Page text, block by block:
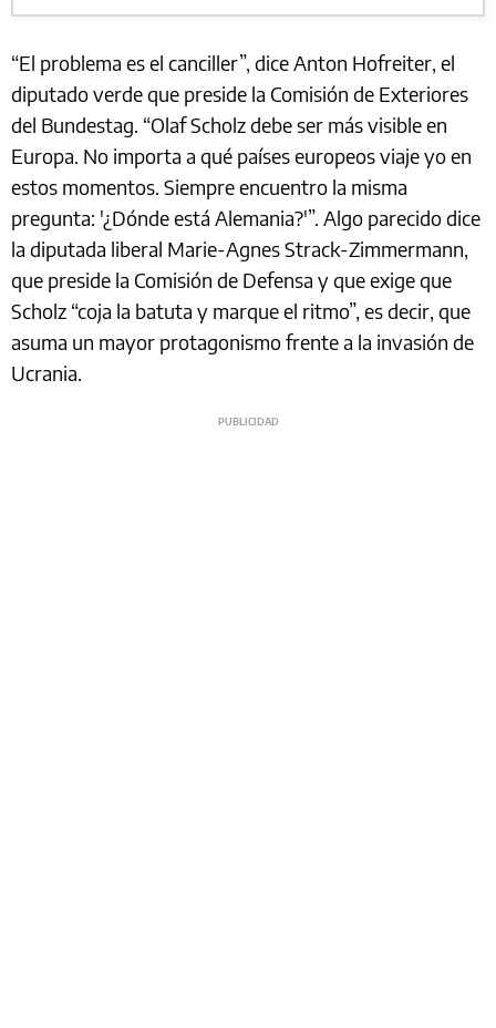
“El problema es el canciller”, dice Anton Hofreiter, el
diputado verde que preside la Comisión de Exteriores
del Bundestag. “Olaf Scholz debe ser más visible en
Europa. No importa a qué países europeos viaje yo en
estos momentos. Siempre encuentro la misma
pregunta: '¿Dónde está Alemania?'”. Algo parecido dice
la diputada liberal Marie-Agnes Strack-Zimmermann,
que preside la Comisión de Defensa y que exige que
Scholz “coja la batuta y marque el ritmo”, es decir, que
asuma un mayor protagonismo frente a la invasión de
Ucrania.